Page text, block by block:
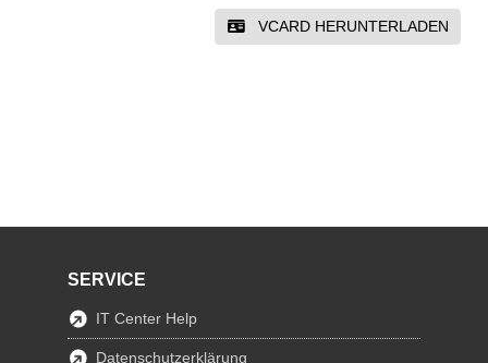
VCARD HERUNTERLADEN
SERVICE
IT Center Help
Datenschutzerklärung